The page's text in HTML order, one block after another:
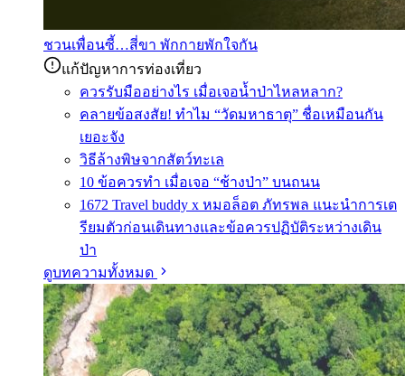
ชวนเพื่อนซี้…สี่ขา พักกายพักใจกัน
แก้ปัญหาการท่องเที่ยว
ควรรับมืออย่างไร เมื่อเจอน้ำป่าไหลหลาก?
คลายข้อสงสัย! ทำไม “วัดมหาธาตุ” ชื่อเหมือนกัน
เยอะจัง
วิธีล้างพิษจากสัตว์ทะเล
10 ข้อควรทำ เมื่อเจอ “ช้างป่า” บนถนน
1672 Travel buddy x หมอล็อต ภัทรพล แนะนำการเต
รียมตัวก่อนเดินทางและข้อควรปฏิบัติระหว่างเดิน
ป่า
ดูบทความทั้งหมด